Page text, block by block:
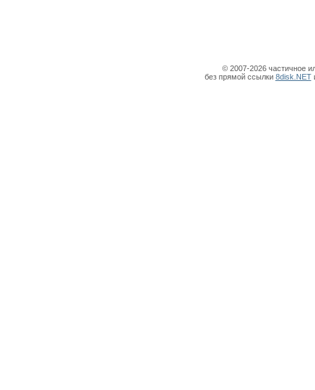
© 2007-2026 частичное
без прямой ссылки 8disk.NET